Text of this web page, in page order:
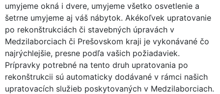
umyjeme okná i dvere, umyjeme všetko osvetlenie a
šetrne umyjeme aj váš nábytok. Akékoľvek upratovanie
po rekonštrukciách či stavebných úpravách v
Medzilaborciach či Prešovskom kraji je vykonávané čo
najrýchlejšie, presne podľa vašich požiadaviek.
Prípravky potrebné na tento druh upratovania po
rekonštrukcii sú automaticky dodávané v rámci našich
upratovacích služieb poskytovaných v Medzilaborciach.